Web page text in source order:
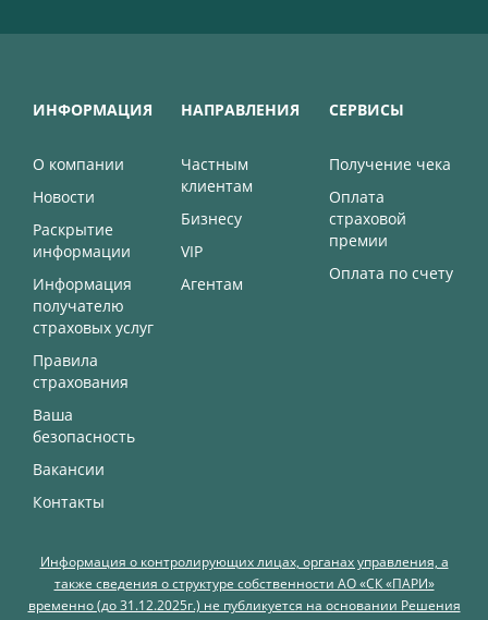
ИНФОРМАЦИЯ
О компании
Новости
Раскрытие
информации
Информация
получателю
страховых услуг
Правила
страхования
Ваша
безопасность
Вакансии
Контакты
НАПРАВЛЕНИЯ
Частным
клиентам
Бизнесу
VIP
Агентам
СЕРВИСЫ
Получение чека
Оплата
страховой
премии
Оплата по счету
Информация о контролирующих лицах, органах управления, а
также сведения о структуре собственности АО «СК «ПАРИ»
временно (до 31.12.2025г.) не публикуется на основании Решения